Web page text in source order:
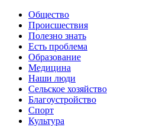
Общество
Происшествия
Полезно знать
Есть проблема
Образование
Медицина
Наши люди
Сельское хозяйство
Благоустройство
Спорт
Культура